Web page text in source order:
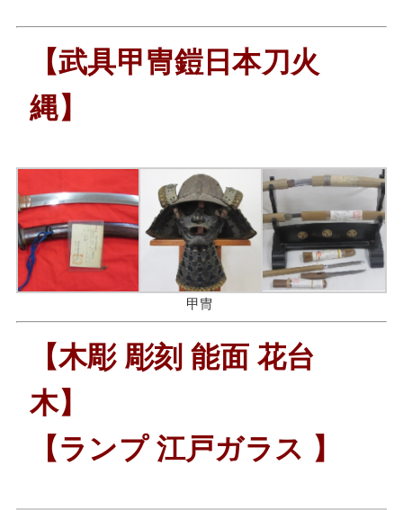
【武具甲冑鎧日本刀火
縄】
甲冑
【木彫 彫刻 能面 花台
木】
【ランプ 江戸ガラス 】